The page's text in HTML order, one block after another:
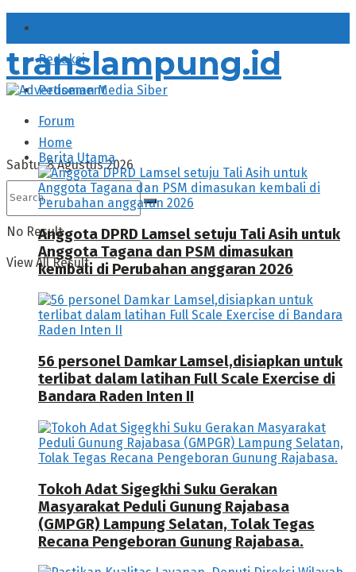
Redaksi
Pedoman Media Siber
Forum
Sabtu, 8 Agustus 2026
No Result
View All Result
translampung.id
Home
Berita Utama
Anggota DPRD Lamsel setuju Tali Asih untuk
Anggota Tagana dan PSM dimasukan
kembali di Perubahan anggaran 2026
56 personel Damkar Lamsel,disiapkan untuk
terlibat dalam latihan Full Scale Exercise di
Bandara Raden Inten II
Tokoh Adat Sigegkhi Suku Gerakan
Masyarakat Peduli Gunung Rajabasa
(GMPGR) Lampung Selatan, Tolak Tegas
Recana Pengeboran Gunung Rajabasa.